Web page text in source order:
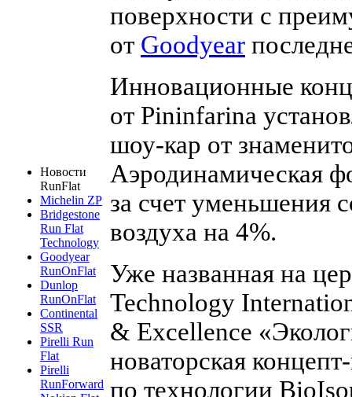
Новости
RunFlat
Michelin ZP
Bridgestone
Run Flat
Technology
Goodyear
RunOnFlat
Dunlop
RunOnFlat
Continental
SSR
Pirelli Run
Flat
Pirelli
RunForward
поверхности с
от Goodyear
Инновационные
от Pininfarina
шоу-кар от
Аэродинамическая
за счет уменьшения
воздуха на 4%.
Уже названная на
Technology
& Excellence
новаторская
по технологии